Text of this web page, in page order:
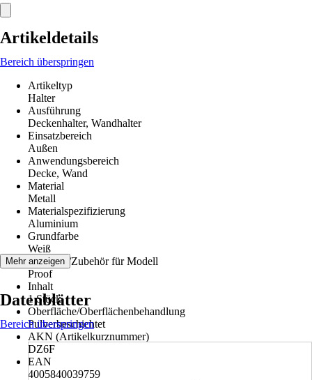
Artikeldetails
Bereich überspringen
Artikeltyp
Halter
Ausführung
Deckenhalter, Wandhalter
Einsatzbereich
Außen
Anwendungsbereich
Decke, Wand
Material
Metall
Materialspezifizierung
Aluminium
Grundfarbe
Weiß
Ersatzteil/Zubehör für Modell
Proof
Inhalt
1 Stück
Oberfläche/Oberflächenbehandlung
Pulverbeschichtet
AKN (Artikelkurznummer)
DZ6F
EAN
4005840039759
Mehr anzeigen
Datenblätter
Bereich überspringen